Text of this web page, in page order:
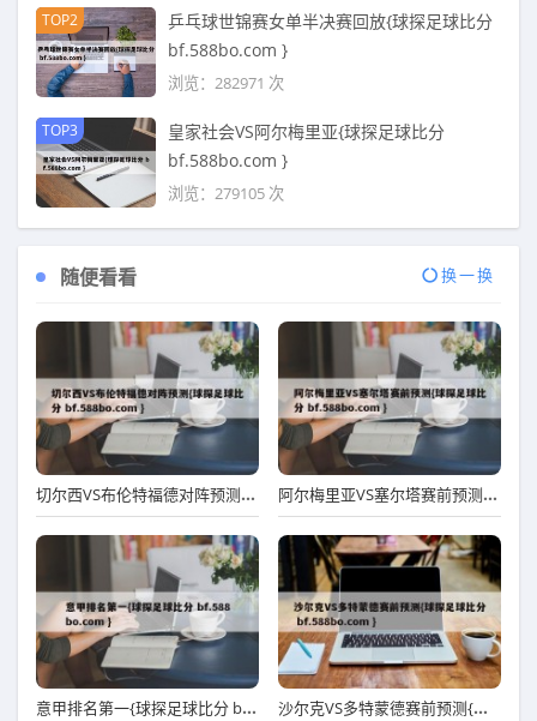
TOP2
乒乓球世锦赛女单半决赛回放{球探足球比分
bf.588bo.com }
浏览：282971 次
TOP3
皇家社会VS阿尔梅里亚{球探足球比分
bf.588bo.com }
浏览：279105 次
随便看看 换一换
切尔西VS布伦特福德对阵预测{球探足球比分 bf.588bo.com } 阿尔梅里亚VS塞尔塔赛前预测{球探足球比分 bf.588bo.com }
意甲排名第一{球探足球比分 bf.588bo.com } 沙尔克VS多特蒙德赛前预测{球探足球比分 bf.588bo.com }